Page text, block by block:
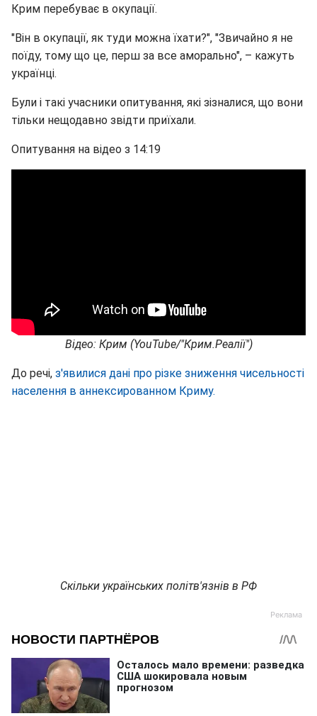
Крим перебуває в окупації.
"Він в окупації, як туди можна їхати?", "Звичайно я не
поїду, тому що це, перш за все аморально", – кажуть
українці.
Були і такі учасники опитування, які зізналися, що вони
тільки нещодавно звідти приїхали.
Опитування на відео з 14:19
Відео: Крим (YouTube/"Крим.Реалії")
До речі, з'явилися дані про різке зниження чисельності
населення в аннексированном Криму.
Скільки українських політв'язнів в РФ